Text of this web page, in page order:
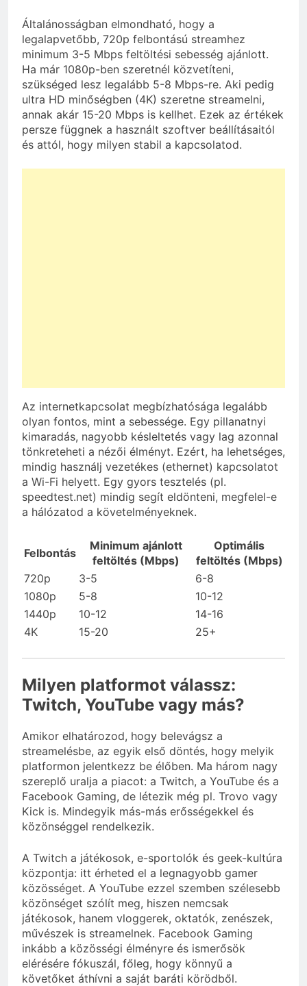
Általánosságban elmondható, hogy a
legalapvetőbb, 720p felbontású streamhez
minimum 3-5 Mbps feltöltési sebesség ajánlott.
Ha már 1080p-ben szeretnél közvetíteni,
szükséged lesz legalább 5-8 Mbps-re. Aki pedig
ultra HD minőségben (4K) szeretne streamelni,
annak akár 15-20 Mbps is kellhet. Ezek az értékek
persze függnek a használt szoftver beállításaitól
és attól, hogy milyen stabil a kapcsolatod.
Az internetkapcsolat megbízhatósága legalább
olyan fontos, mint a sebessége. Egy pillanatnyi
kimaradás, nagyobb késleltetés vagy lag azonnal
tönkreteheti a nézői élményt. Ezért, ha lehetséges,
mindig használj vezetékes (ethernet) kapcsolatot
a Wi-Fi helyett. Egy gyors tesztelés (pl.
speedtest.net) mindig segít eldönteni, megfelel-e
a hálózatod a követelményeknek.
Felbontás
Minimum ajánlott
feltöltés (Mbps)
Optimális
feltöltés (Mbps)
720p
3-5
6-8
1080p
5-8
10-12
1440p
10-12
14-16
4K
15-20 25+
Milyen platformot válassz:
Twitch, YouTube vagy más?
Amikor elhatározod, hogy belevágsz a
streamelésbe, az egyik első döntés, hogy melyik
platformon jelentkezz be élőben. Ma három nagy
szereplő uralja a piacot: a Twitch, a YouTube és a
Facebook Gaming, de létezik még pl. Trovo vagy
Kick is. Mindegyik más-más erősségekkel és
közönséggel rendelkezik.
A Twitch a játékosok, e-sportolók és geek-kultúra
központja: itt érheted el a legnagyobb gamer
közösséget. A YouTube ezzel szemben szélesebb
közönséget szólít meg, hiszen nemcsak
játékosok, hanem vloggerek, oktatók, zenészek,
művészek is streamelnek. Facebook Gaming
inkább a közösségi élményre és ismerősök
elérésére fókuszál, főleg, hogy könnyű a
követőket áthívni a saját baráti körödből.